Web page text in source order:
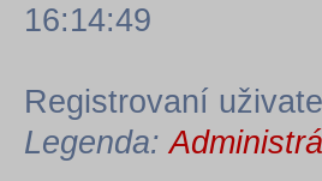
16:14:49
Registrovaní
Legenda: